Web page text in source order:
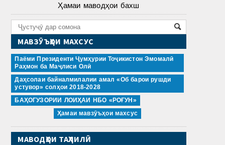
Ҳамаи маводҳои бахш
МАВЗӮЪҲОИ МАХСУС
Паёми Президенти Ҷумҳурии Тоҷикистон Эмомалӣ
Раҳмон ба Маҷлиси Олӣ
Даҳсолаи байналмилалии амал «Об барои рушди
устувор» солҳои 2018-2028
БАҲОГУЗОРИИ ЛОИҲАИ НБО «РОҒУН»
Ҳамаи мавзӯъҳои махсус
МАВОДҲОИ ТАҲЛИЛӢ